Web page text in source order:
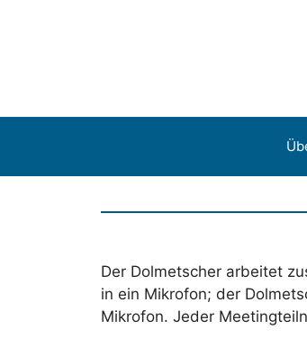
Der Dolmetscher arbeitet
in ein Mikrofon; der
Mikrofon. Jeder